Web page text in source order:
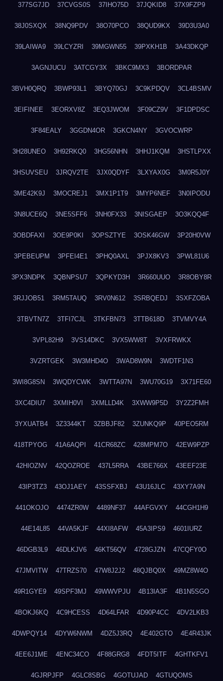
377SG7JD 37CVGS0S 37IHO75D 37JQKID8 37X9FZP9
38J0SXQX 38NQ9PDV 38O70PCO 38QUD9KX 39D3U3A0
39LAIWA9 39LCYZRI 39MGWN55 39PXKH1B 3A43DKQP
3AGNJUCU 3ATCGY3X 3BKC9MX3 3BORDPAR
3BVH0QRQ 3BWP93L1 3BYQ70GJ 3C9KPDQV 3CL4BSMV
3EIFINEE 3EORXV8Z 3EQ3JWOM 3F09CZ9V 3F1DPDSC
3F84EALY 3GGDN4OR 3GKCN4NY 3GVOCWRP
3H28UNEO 3H92RKQ0 3HG56NHN 3HHJ1KQM 3HSTLPXX
3HSUVSEU 3JRQV2TE 3JX0QDYF 3LXYAX0G 3M0R5J0Y
3ME42K9J 3MOCREJ1 3MX1P1T9 3MYP6NEF 3N0IPODU
3N8UCE6Q 3NE5SFF6 3NH0FX33 3NISGAEP 3O3KQQ4F
3OBDFAXI 3OE9P0KI 3OPSZTYE 3OSK46GW 3P20H0VW
3PEBEUPM 3PFEI4E1 3PHQ0AXL 3PJX8KV3 3PWL81U6
3PX3NDPK 3QBNPSU7 3QPKYD3H 3R660UUO 3R8OBY8R
3RJJOB51 3RM5TAUQ 3RV0N612 3SRBQEDJ 3SXFZOBA
3TBVTN7Z 3TFI7CJL 3TKFBN73 3TTB618D 3TVMVY4A
3VPL82H9 3VS14DKC 3VX5WW8T 3VXFRWKX
3VZRTGEK 3W3MHD4O 3WAD8W9N 3WDTF1N3
3WI8G8SN 3WQDYCWK 3WTTA97N 3WU70G19 3X71FE60
3XC4DIU7 3XMIH0VI 3XMLLD4K 3XWW9P5D 3Y2Z2FMH
3YXUATB4 3Z3344KT 3ZBBJF82 3ZUNKQ9P 40PEO5RM
418TPYOG 41A6AQPI 41CR68ZC 428MPM7O 42EW9PZP
42HIOZNV 42QOZROE 437L5RRA 43BE766X 43EEF23E
43IP3TZ3 43OJ1AEY 43SSFXBJ 43U16JLC 43XY7A9N
441OKOJO 4474ZR0W 4489NF37 44AFGVXY 44CGH1H9
44E14L85 44VA5KJF 44XI8AFW 45A3IPS9 4601IURZ
46DGB3L9 46DLKJV6 46KT56QV 4728GJZN 47CQFY0O
47JMVITW 47TRZS70 47W8J2J2 48QJBQ0X 49MZ8W4O
49R1GYE9 49SPF3MJ 49WWVPJU 4B13IA3F 4B1N5SGO
4BOKJ6KQ 4C9HCESS 4D64LFAR 4D90P4CC 4DV2LKB3
4DWPQY14 4DYW6NWM 4DZ5J3RQ 4E402GTO 4E4R43JK
4EE6J1ME 4ENC34CO 4F88GRG8 4FDT5ITF 4GHTKFV1
4GJRPJFP 4GLC8SBG 4GOTUJAD 4GTUQOMS